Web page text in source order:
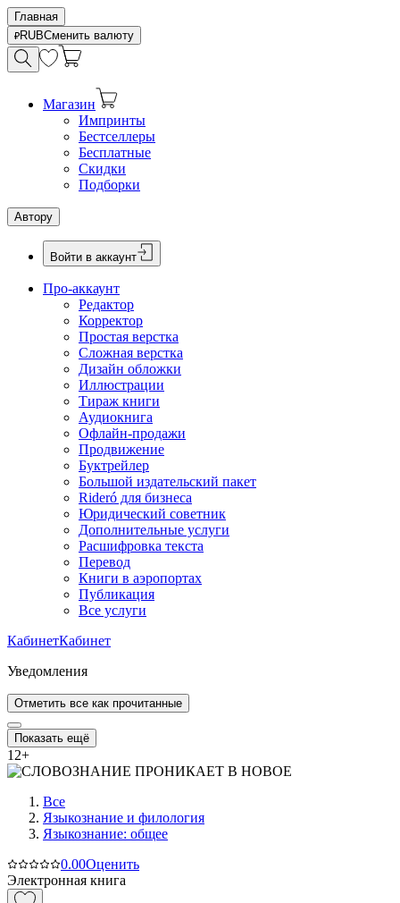
Главная
RUBСменить валюту
Магазин
Импринты
Бестселлеры
Бесплатные
Скидки
Подборки
Автору
Войти в аккаунт
Про-аккаунт
Редактор
Корректор
Простая верстка
Сложная верстка
Дизайн обложки
Иллюстрации
Тираж книги
Аудиокнига
Офлайн-продажи
Продвижение
Буктрейлер
Большой издательский пакет
Rideró для бизнеса
Юридический советник
Дополнительные услуги
Расшифровка текста
Перевод
Книги в аэропортах
Публикация
Все услуги
КабинетКабинет
Уведомления
Отметить все как прочитанные
Показать ещё
12+
Все
Языкознание и филология
Языкознание: общее
0.00Оценить
Электронная книга